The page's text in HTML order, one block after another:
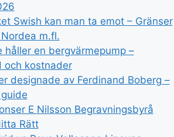
Swish kan man ta emot – Gränser
Nordea m.fl.
håller en bergvärmepump –
och kostnader
designade av Ferdinand Boberg –
E Nilsson Begravningsbyrå
Rätt